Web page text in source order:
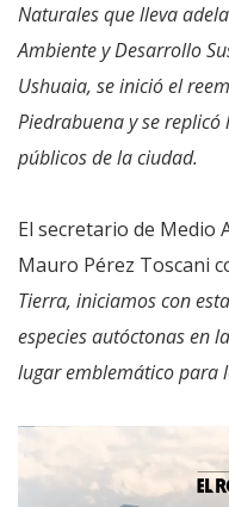
Naturales que lleva
Ambiente y Desarrollo
Ushuaia, se inició el
Piedrabuena y se
públicos de la ciudad.
El secretario de Medio
Mauro Pérez Toscani
Tierra, iniciamos con
especies autóctonas en
lugar emblemático para